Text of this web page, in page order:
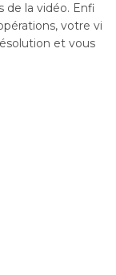
de la vidéo. Enfi
votre vi
et vous